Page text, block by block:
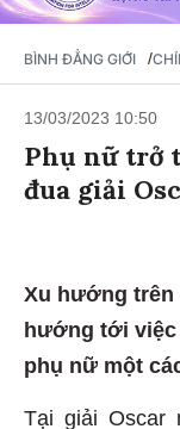
BÌNH ĐẲNG GIỚI /
13/03/2023 10:50
Phụ nữ trở
đua giải
Xu hướng
hướng tới việc
phụ nữ một
Tại giải Oscar